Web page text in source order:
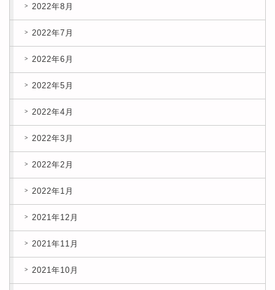
2022年8月
2022年7月
2022年6月
2022年5月
2022年4月
2022年3月
2022年2月
2022年1月
2021年12月
2021年11月
2021年10月